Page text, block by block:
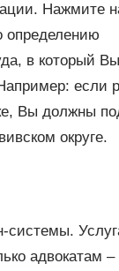
Нажмите
определению
в который
если
Вы должны
округе.
системы.
адвокатам